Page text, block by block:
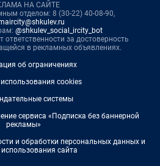
НА САЙТЕ
отделом: 8 (30-22) 40-08-90,
@shkulev_social_ircity_bot
ответственности за достоверность
в рекламных объявлениях.
об ограничениях
cookies
системы
сервиса «Подписка без баннерной
рекламы»
и обработки персональных данных и
сайта